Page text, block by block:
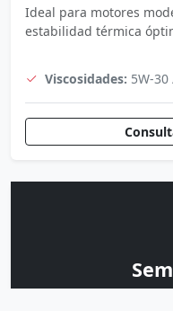
Ideal para motores
estabilidad térmica
Viscosidades: 5W-